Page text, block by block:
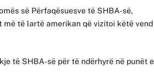
së Përfaqësuesve të SHBA-së,
më të lartë amerikan që vizitoi këtë vend
të SHBA-së për të ndërhyrë në punët e